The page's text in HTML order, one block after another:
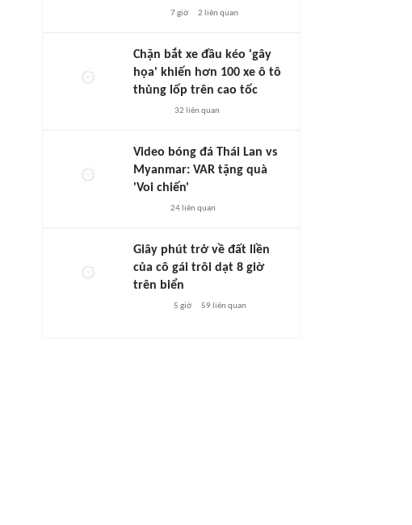
7 giờ 2 liên quan
Chặn bắt xe đầu kéo 'gây
họa' khiến hơn 100 xe ô tô
thủng lốp trên cao tốc
32 liên quan
Video bóng đá Thái Lan vs
Myanmar: VAR tặng quà
'Voi chiến'
24liên quan
Giây phút trở về đất liền
của cô gái trôi dạt 8 giờ
trên biển
5 giờ 59 liên quan